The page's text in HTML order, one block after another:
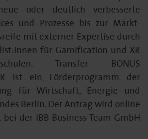
oder deutlich verbesserte
und Prozesse bis zur Markt-
mit externer Expertise durch
für Gamification und XR
Transfer BONUS
ist ein Förderprogramm der
für Wirtschaft, Energie und
Berlin. Der Antrag wird online
der IBB Business Team GmbH